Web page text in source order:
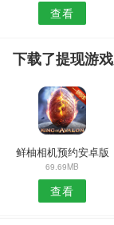
查看
下载了提现游
鲜柚相机预约安卓版
69.69MB
查看